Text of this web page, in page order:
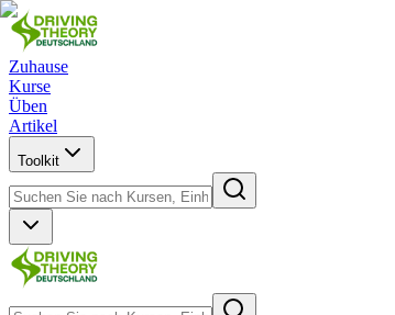
Zuhause
Kurse
Üben
Artikel
Toolkit